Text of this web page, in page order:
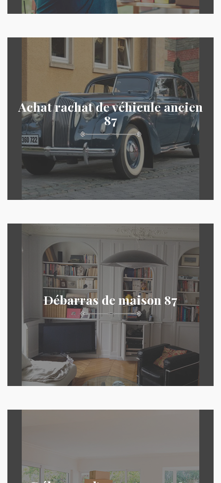
Achat rachat de véhicule ancien
87
Débarras de maison 87